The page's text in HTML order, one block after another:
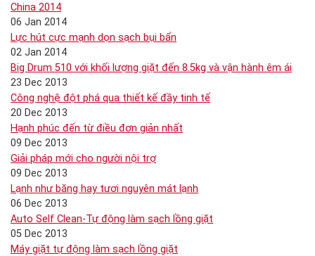
China 2014
06 Jan 2014
Lực hút cực mạnh dọn sạch bụi bẩn
02 Jan 2014
Big Drum 510 với khối lượng giặt đến 8.5kg và vận hành êm ái
23 Dec 2013
Công nghệ đột phá qua thiết kế đầy tinh tế
20 Dec 2013
Hạnh phúc đến từ điều đơn giản nhất
09 Dec 2013
Giải pháp mới cho người nội trợ
09 Dec 2013
Lạnh như băng hay tươi nguyên mát lạnh
06 Dec 2013
Auto Self Clean-Tự động làm sạch lồng giặt
05 Dec 2013
Máy giặt tự động làm sạch lồng giặt